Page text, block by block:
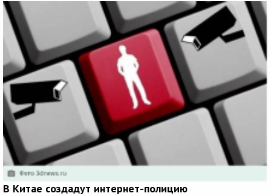
В Китае создадут интернет-полицию